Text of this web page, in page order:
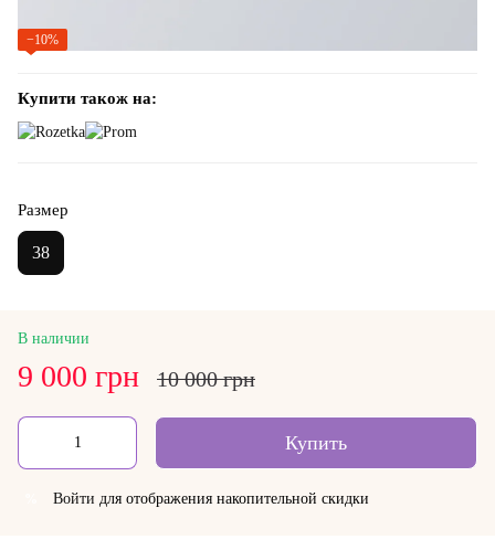
−10%
Купити також на:
Размер
38
В наличии
9 000 грн 10 000 грн
Купить
Войти для отображения накопительной скидки